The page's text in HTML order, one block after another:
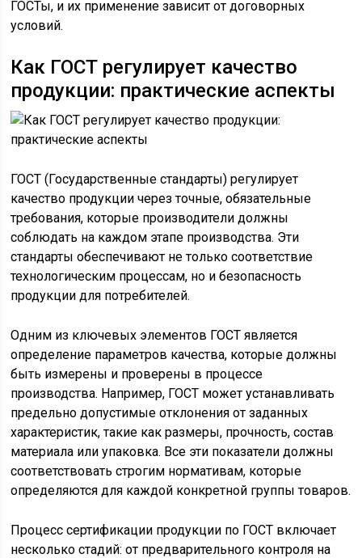
ГОСТы, и их применение зависит от договорных
условий.
Как ГОСТ регулирует качество
продукции: практические аспекты
ГОСТ (Государственные стандарты) регулирует
качество продукции через точные, обязательные
требования, которые производители должны
соблюдать на каждом этапе производства. Эти
стандарты обеспечивают не только соответствие
технологическим процессам, но и безопасность
продукции для потребителей.
Одним из ключевых элементов ГОСТ является
определение параметров качества, которые должны
быть измерены и проверены в процессе
производства. Например, ГОСТ может устанавливать
предельно допустимые отклонения от заданных
характеристик, такие как размеры, прочность, состав
материала или упаковка. Все эти показатели должны
соответствовать строгим нормативам, которые
определяются для каждой конкретной группы товаров.
Процесс сертификации продукции по ГОСТ включает
несколько стадий: от предварительного контроля на